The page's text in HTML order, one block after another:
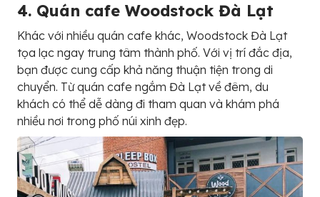
4. Quán cafe Woodstock Đà Lạt
Khác với nhiều quán cafe khác, Woodstock Đà Lạt
tọa lạc ngay trung tâm thành phố. Với vị trí đắc địa,
bạn được cung cấp khả năng thuận tiện trong di
chuyển. Từ quán cafe ngắm Đà Lạt về đêm, du
khách có thể dễ dàng đi tham quan và khám phá
nhiều nơi trong phố núi xinh đẹp.